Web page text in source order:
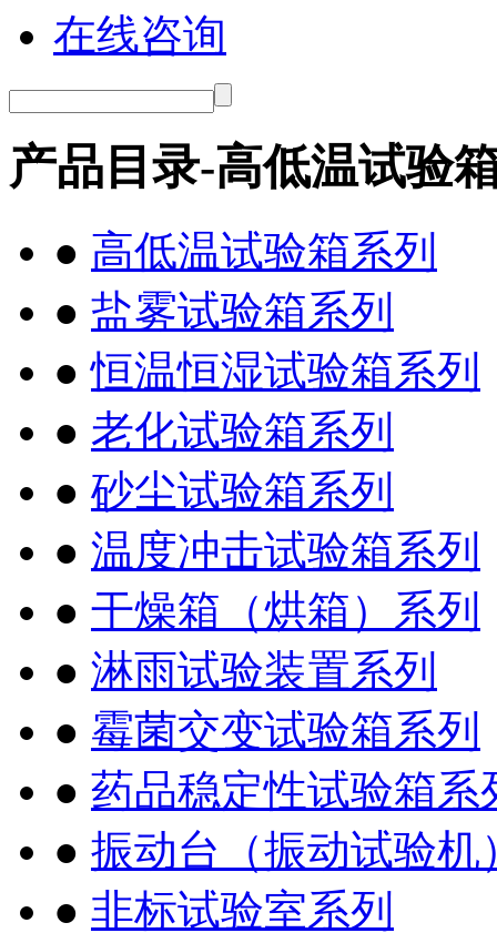
在线咨询
产品目录-高低温试验
● 高低温试验箱系列
● 盐雾试验箱系列
●恒温恒湿试验箱系列
● 老化试验箱系列
● 砂尘试验箱系列
● 温度冲击试验箱系列
● 干燥箱（烘箱）系列
● 淋雨试验装置系列
● 霉菌交变试验箱系列
● 药品稳定性试验箱系
● 振动台（振动试验机
● 非标试验室系列